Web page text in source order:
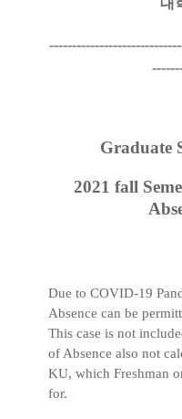
대
Graduate
2021 fall
Due to COVID-19
Absence can be
This case is not
of Absence also not
KU, which Freshman
for.